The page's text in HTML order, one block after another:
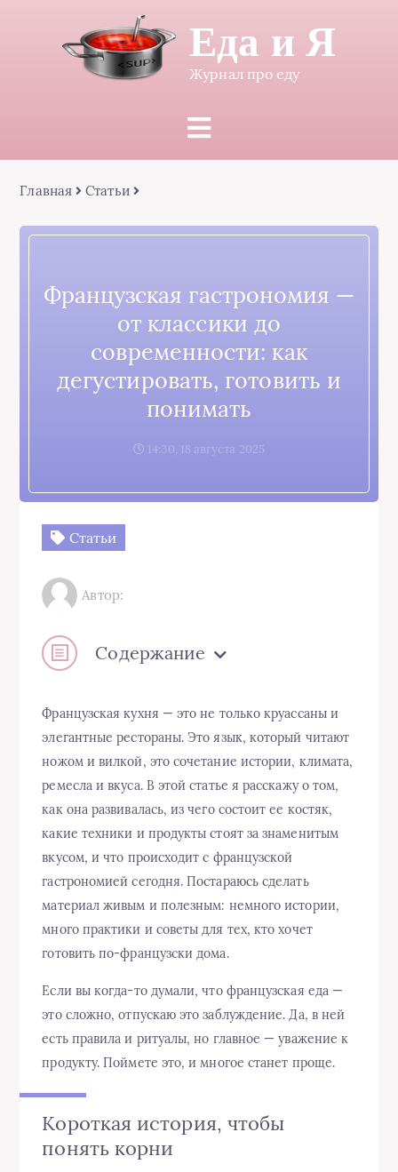
Еда и Я
Журнал про еду
Главная Статьи
Французская гастрономия —
от классики до
современности: как
дегустировать, готовить и
понимать
14:30, 18 августа 2025
Статьи
Автор:
Содержание
Французская кухня — это не только круассаны и
элегантные рестораны. Это язык, который читают
ножом и вилкой, это сочетание истории, климата,
ремесла и вкуса. В этой статье я расскажу о том,
как она развивалась, из чего состоит ее костяк,
какие техники и продукты стоят за знаменитым
вкусом, и что происходит с французской
гастрономией сегодня. Постараюсь сделать
материал живым и полезным: немного истории,
много практики и советы для тех, кто хочет
готовить по‑французски дома.
Если вы когда‑то думали, что французская еда —
это сложно, отпускаю это заблуждение. Да, в ней
есть правила и ритуалы, но главное — уважение к
продукту. Поймете это, и многое станет проще.
Короткая история, чтобы
понять корни